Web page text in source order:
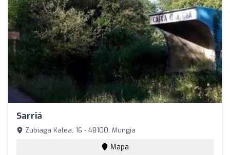
Sarriá
Zubiaga Kalea, 16 - 48100, Mungia
Mapa